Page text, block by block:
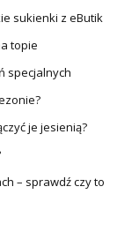
sukienki z eButik
topie
specjalnych
je jesienią?
– sprawdź czy to